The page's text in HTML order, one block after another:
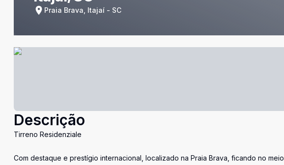
Praia Brava, Itajaí - SC
Descrição
Tirreno Residenziale
Com destaque e prestígio internacional, localizado na Praia Brava, ficando no